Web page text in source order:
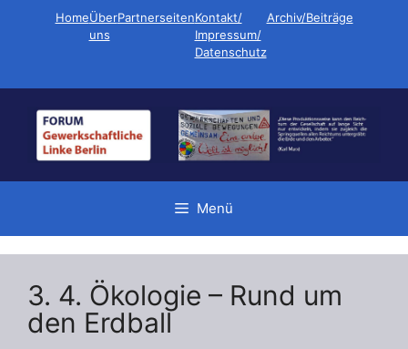
HomeÜber
uns
PartnerseitenKontakt/
Impressum/
Datenschutz
Archiv/Beiträge
Menü
3. 4. Ökologie – Rund um
den Erdball